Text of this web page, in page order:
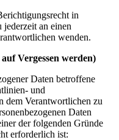
in
an einen
wenden.
Vergessen werden)
Daten betroffene
und
dem Verantwortlichen zu
Daten
der folgenden Gründe
erforderlich ist: